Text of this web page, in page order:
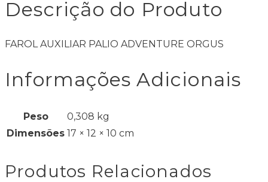
Descrição do Produto
FAROL AUXILIAR PALIO ADVENTURE ORGUS
Informações Adicionais
Peso
0,308 kg
Dimensões 17 × 12 × 10 cm
Produtos Relacionados